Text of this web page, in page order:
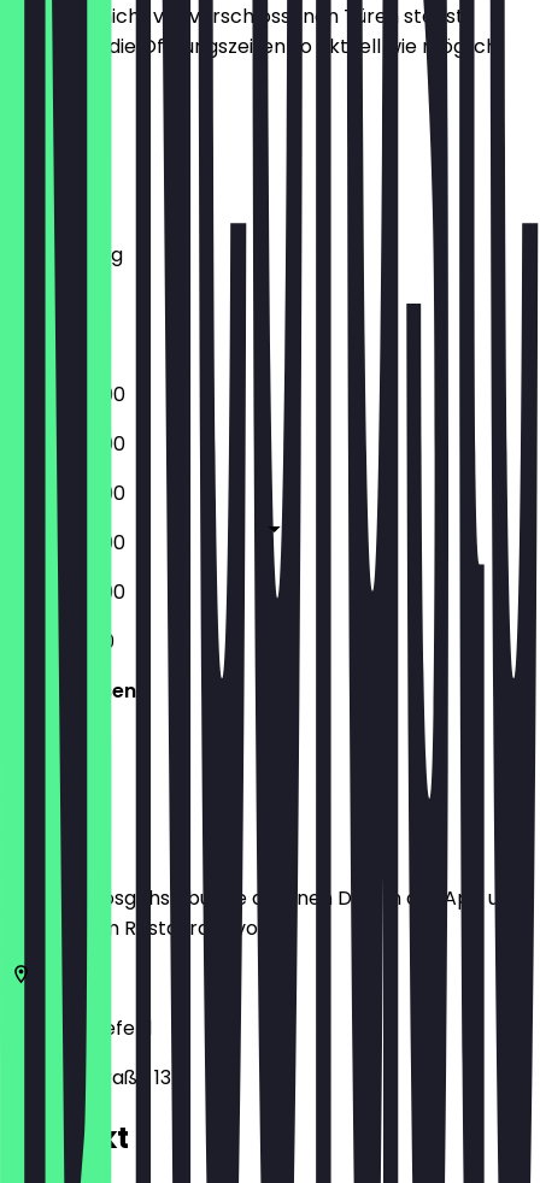
Damit du nicht vor verschlossenen Türen stehst,
halten wir die Öffnungszeiten so aktuell wie möglich.
Montag
Dienstag
Donnerstag
Freitag
Samstag
Sonntag
09:30 - 17:00
09:30 - 17:00
09:30 - 17:00
09:30 - 17:00
09:30 - 17:00
11:30 - 17:00
Geschlossen
Bevor du losgehst, buche dir einen Deal in der App und
zeige ihn im Restaurant vor.
Bielefeld
Wilhelmstraße 13
Kontakt